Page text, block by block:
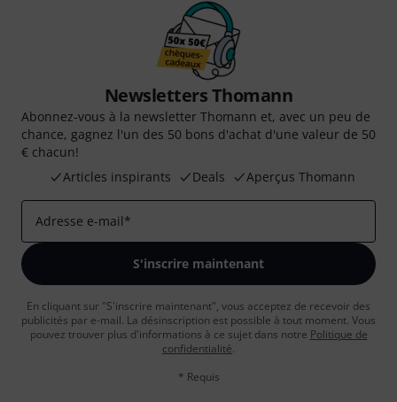
Newsletters Thomann
Abonnez-vous à la newsletter Thomann et, avec un peu de
chance, gagnez l'un des 50 bons d'achat d'une valeur de 50
€ chacun!
Articles inspirants
Deals Aperçus Thomann
Adresse e-mail*
S'inscrire maintenant
En cliquant sur "S'inscrire maintenant", vous acceptez de recevoir des
publicités par e-mail. La désinscription est possible à tout moment. Vous
pouvez trouver plus d'informations à ce sujet dans notre Politique de
confidentialité.
* Requis